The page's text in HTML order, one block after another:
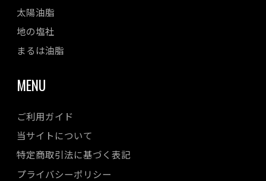
太陽油脂
地の塩社
まるは油脂
MENU
ご利用ガイド
当サイトについて
特定商取引法に基づく表記
プライバシーポリシー